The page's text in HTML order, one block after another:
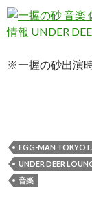
※一握の砂出演
EGG-MAN TOKYO
UNDER DEER
音楽